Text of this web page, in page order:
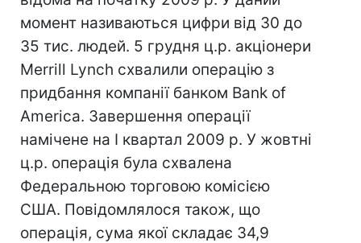
момент називаються цифри від 30 до
35 тис. людей. 5 грудня ц.р. акціонери
Merrill Lynch схвалили операцію з
придбання компанії банком Bank of
America. Завершення операції
намічене на I квартал 2009 р. У жовтні
ц.р. операція була схвалена
Федеральною торговою комісією
США. Повідомлялося також, що
операція, сума якої складає 34,9